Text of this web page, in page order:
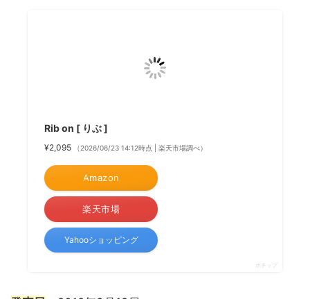
Rib on [ りぶ ]
¥2,095 （2026/06/23 14:12時点 | 楽天市場調べ）
Amazon
楽天市場
Yahooショッピング
ポチップ